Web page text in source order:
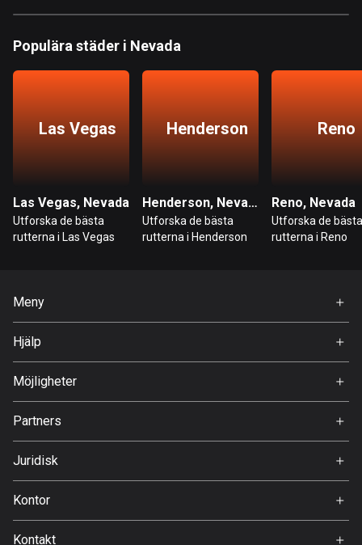
Guyana
Hongkong
137 rutter
Indonesien
Irak
Irland
Populära städer i Nevada
Las Vegas
Las Vegas, Nevada
Utforska de bästa
rutterna i Las Vegas
Henderson
Henderson, Nevada
Utforska de bästa
rutterna i Henderson
Reno
Reno, Nevada
Utforska de bästa
rutterna i Reno
Meny
Om Oss
Hjälp
Möjligheter
Partners
Juridisk
Kontor
Kontakt